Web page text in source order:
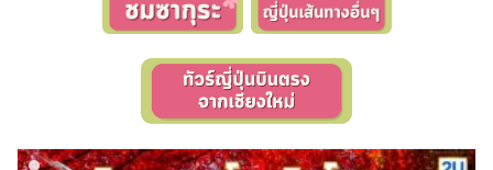
HKG ฮ่องกง - มาเก๊า 10 IND อินเดีย
IRN อิหร่าน
0 JPN ญี่ปุ่น
JOR จอร์แดน 4 KAZ คาซัคสถาน 19
ยุโรปราคาถูก
ออสเตรีย - Austria 3 AZE อาเซอร์ไบจาน
BIH บอสเนีย & เฮอร์เซโกวีนา
1
BEL เบลเยี่ยม 0 HRV โครเอเชีย 3
บราซิล เปรู 3
1 อเมริกา แคนาดา
ตูนีเซีย - Tunisia 1 เกาะโบราโบร่า - Bora Bora
0
แอฟริกาใต้ - South Africa
3
แอลจีเรีย - Algeria 0 ออสเตรเลีย - Australia 18
เจ้าพระยา
34